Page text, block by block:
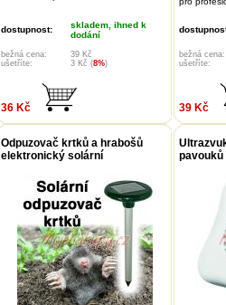
dostupnost:
skladem, ihned k
dodání
bežná cena:
39 Kč
ušetříte:
3 Kč (8%)
36 Kč
bežná cena:
ušetříte:
39 Kč
Odpuzovač krtků a hrabošů
elektronický solární
pavouků